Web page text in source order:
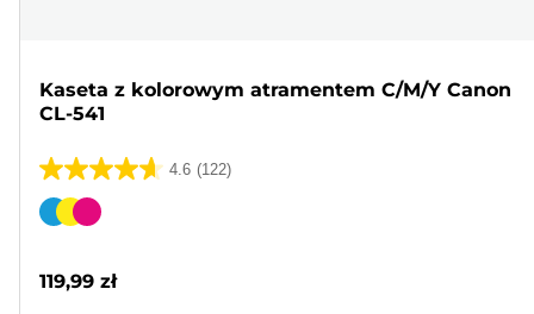
Kaseta z kolorowym atramentem C/M/Y Canon
CL-541
4.6 (122)
4.6
na
122
Wkład
119,99 zł